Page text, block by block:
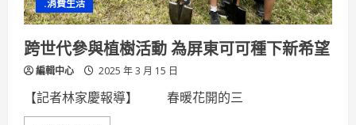
際
知
名
通
路
及
貿
商、
超
市
.消費生活
跨世代參與植樹活動 為屏東可可種下新希望
編輯中心 2025 年 3 月 15 日
【記者林家慶報導】 春暖花開的三